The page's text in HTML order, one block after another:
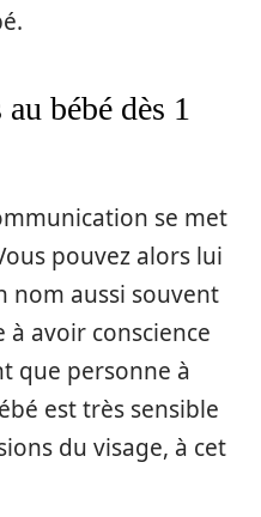
bébé dès 1
se met
pouvez alors lui
nom aussi souvent
à avoir conscience
que personne à
est très sensible
du visage, à cet